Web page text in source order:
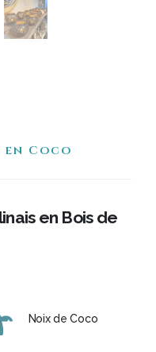
Coco
en Bois de
Noix de Coco